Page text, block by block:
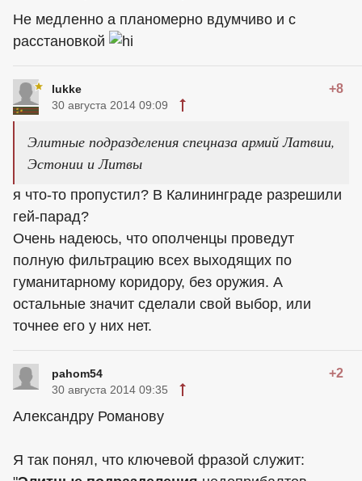
Не медленно а планомерно вдумчиво и с
расстановкой
lukke +8
30 августа 2014 09:09
Элитные подразделения спецназа армий Латвии,
Эстонии и Литвы
я что-то пропустил? В Калининграде разрешили
гей-парад?
Очень надеюсь, что ополченцы проведут
полную фильтрацию всех выходящих по
гуманитарному коридору, без оружия. А
остальные значит сделали свой выбор, или
точнее его у них нет.
pahom54 +2
30 августа 2014 09:35
Александру Романову
Я так понял, что ключевой фразой служит: